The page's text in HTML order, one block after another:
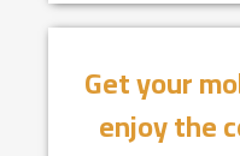
Get your
enjoy the